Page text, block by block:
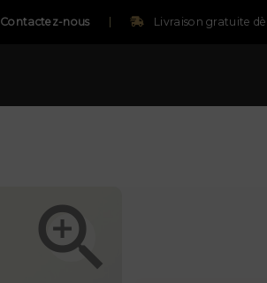
Contactez-nous Livraison gratuite
